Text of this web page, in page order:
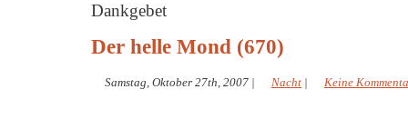
Dankgebet
Der helle Mond (670)
Samstag, Oktober 27th, 2007 | Nacht | Keine